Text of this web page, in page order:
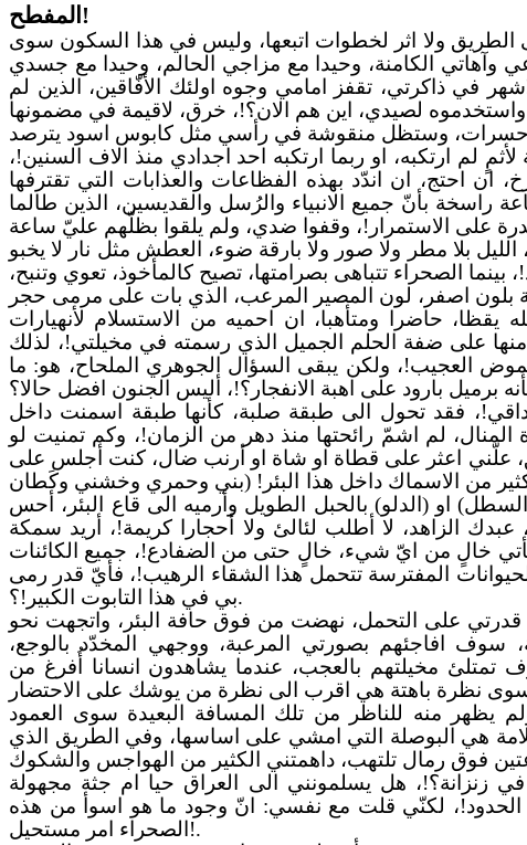
المفطح !
ولا اثر لخطوات اتبعها، وليس في هذا السكون سوى
وآهاتي الكامنة، وحيدا مع مزاجي الحالم، وحيدا مع جسدي
في ذاكرتي، تقفز امامي وجوه اولئك الأفّاقين، الذين لم
وحسرات، وستظل منقوشة في رأسي مثل كابوس اسود يترصد
ارتكبه، او ربما ارتكبه احد اجدادي منذ الاف السنين!،
احتج، ان اندّد بهذه الفظاعات والعذابات التي تقترفها
راسخة بأنّ جميع الانبياء والرُسل والقديسين، الذين طالما
بلا مطر ولا صور ولا بارقة ضوء، العطش مثل نار لا يخبو
بينما الصحراء تتباهى بصرامتها، تصيح كالمأخوذ، تعوي وتنبح،
حاضرا ومتأهبا، ان احميه من الاستسلام لأنهيارات
على ضفة الحلم الجميل الذي رسمته في مخيلتي!، لذلك
العجيب!، ولكن يبقى السؤال الجوهري الملحاح، هو: ما
فقد تحول الى طبقة صلبة، كأنها طبقة اسمنت داخل
لم اشمّ رائحتها منذ دهر من الزمان!، وكم تمنيت لو
علّني اعثر على قطاة او شاة او أرنب ضال، كنت أجلس على
كثير من الاسماك داخل هذا البئر! (بني وحمري وخشني وكَطان
او (الدلو) بالحبل الطويل وأرميه الى قاع البئر، أحس
عبدك الزاهد، لا أطلب لئالئ ولا أحجارا كريمة!، أريد سمكة
خالٍ من ايّ شيء، خالٍ حتى من الضفادع!، جميع الكائنات
المفترسة تتحمل هذا الشقاء الرهيب!، فأيّ قدر رمى
بي في هذا التابوت الكبير!؟.
على التحمل، نهضت من فوق حافة البئر، واتجهت نحو
افاجئهم بصورتي المرعبة، ووجهي المخدّد بالوجع،
تمتلئ مخيلتهم بالعجب، عندما يشاهدون انسانا أُفرغ من
يظهر منه للناظر من تلك المسافة البعيدة سوى العمود
هي البوصلة التي امشي على اساسها، وفي الطريق الذي
زنزانة؟!، هل يسلمونني الى العراق حيا ام جثة مجهولة
لكنّي قلت مع نفسي: انّ وجود ما هو اسوأ من هذه
الصحراء امر مستحيل!.